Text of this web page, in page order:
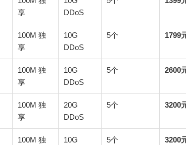
享
DDoS
100M 独
享
10G
DDoS
5个 1799
100M 独
享
10G
DDoS
5个 2600
100M 独
享
20G
DDoS
5个 3200
100M 独
10G
5个 3200